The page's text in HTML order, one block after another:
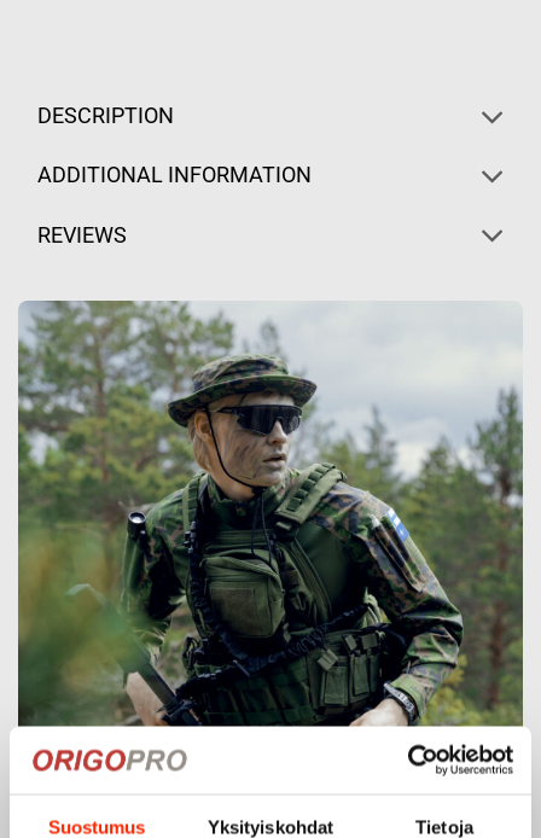
Suostumus Yksityiskohdat Tietoja
DESCRIPTION
ADDITIONAL INFORMATION
REVIEWS